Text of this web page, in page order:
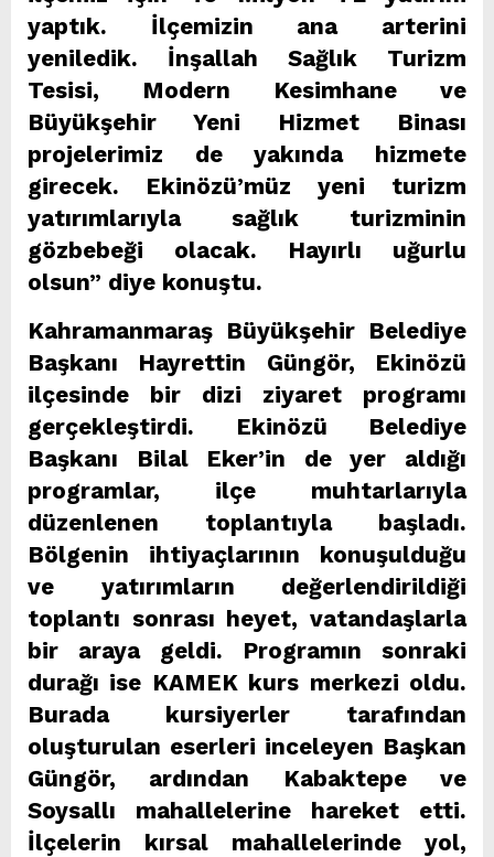
yaptık. İlçemizin ana arterini
yeniledik. İnşallah Sağlık Turizm
Tesisi, Modern Kesimhane ve
Büyükşehir Yeni Hizmet Binası
projelerimiz de yakında hizmete
girecek. Ekinözü’müz yeni turizm
yatırımlarıyla sağlık turizminin
gözbebeği olacak. Hayırlı uğurlu
olsun” diye konuştu.
Kahramanmaraş Büyükşehir Belediye
Başkanı Hayrettin Güngör, Ekinözü
ilçesinde bir dizi ziyaret programı
gerçekleştirdi. Ekinözü Belediye
Başkanı Bilal Eker’in de yer aldığı
programlar, ilçe muhtarlarıyla
düzenlenen toplantıyla başladı.
Bölgenin ihtiyaçlarının konuşulduğu
ve yatırımların değerlendirildiği
toplantı sonrası heyet, vatandaşlarla
bir araya geldi. Programın sonraki
durağı ise KAMEK kurs merkezi oldu.
Burada kursiyerler tarafından
oluşturulan eserleri inceleyen Başkan
Güngör, ardından Kabaktepe ve
Soysallı mahallelerine hareket etti.
İlçelerin kırsal mahallelerinde yol,